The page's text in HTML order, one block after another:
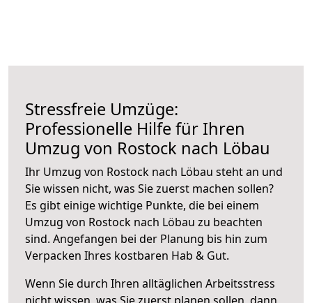
Stressfreie Umzüge:
Professionelle Hilfe für Ihren
Umzug von Rostock nach Löbau
Ihr Umzug von Rostock nach Löbau steht an und
Sie wissen nicht, was Sie zuerst machen sollen?
Es gibt einige wichtige Punkte, die bei einem
Umzug von Rostock nach Löbau zu beachten
sind. Angefangen bei der Planung bis hin zum
Verpacken Ihres kostbaren Hab & Gut.
Wenn Sie durch Ihren alltäglichen Arbeitsstress